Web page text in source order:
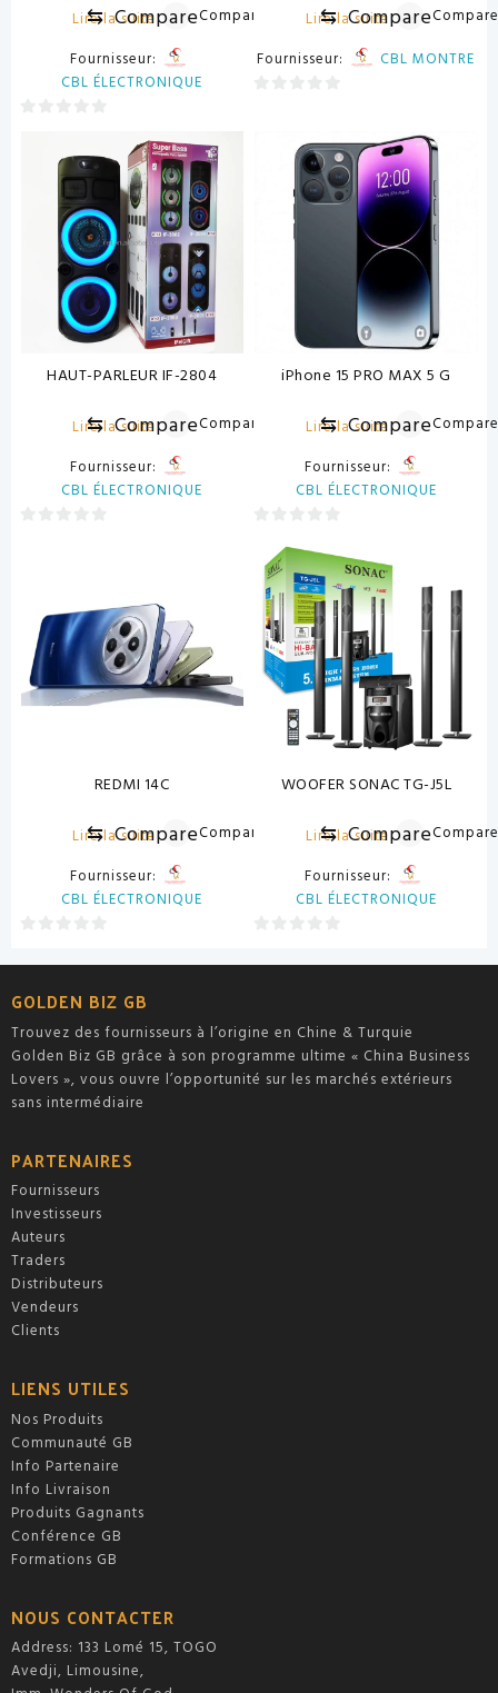
Lire la suite
⇆ CompareCompare
Fournisseur:
CBL ÉLECTRONIQUE
Lire la suite
⇆ Compare
Fournisseur:
CBL MONTRE
HAUT-PARLEUR IF-2804
Lire la suite
⇆ CompareCompare
Fournisseur:
CBL ÉLECTRONIQUE
iPhone 15 PRO MAX 5 G
Lire la suite
⇆ Compare
Fournisseur:
CBL ÉLECTRONIQUE
sur
REDMI 14C
Lire la suite
⇆ CompareCompare
Fournisseur:
CBL ÉLECTRONIQUE
sur
WOOFER SONAC TG-J5L
Lire la suite
⇆ Compare
Fournisseur:
CBL ÉLECTRONIQUE
sur
GOLDEN BIZ GB
Trouvez des fournisseurs à l’origine en Chine & Turquie
Golden Biz GB grâce à son programme ultime « China Business
Lovers », vous ouvre l’opportunité sur les marchés extérieurs
sans intermédiaire
PARTENAIRES
Fournisseurs
Investisseurs
Auteurs
Traders
Distributeurs
Vendeurs
Clients
LIENS UTILES
Nos Produits
Communauté GB
Info Partenaire
Info Livraison
Produits Gagnants
Conférence GB
Formations GB
NOUS CONTACTER
Address: 133 Lomé 15, TOGO
Avedji, Limousine,